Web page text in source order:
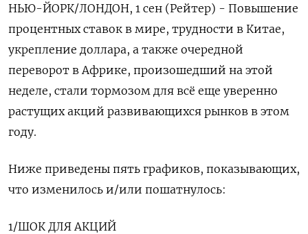
НЬЮ-ЙОРК/ЛОНДОН, 1 сен (Рейтер) - Повышение
процентных ставок в мире, трудности в Китае,
укрепление доллара, а также очередной
переворот в Африке, произошедший на этой
неделе, стали тормозом для всё еще уверенно
растущих акций развивающихся рынков в этом
году.
Ниже приведены пять графиков, показывающих,
что изменилось и/или пошатнулось:
1/ШОК ДЛЯ АКЦИЙ